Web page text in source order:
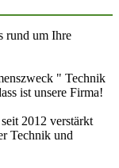
rund um Ihre
" Technik
ist unsere Firma!
2012 verstärkt
Technik und